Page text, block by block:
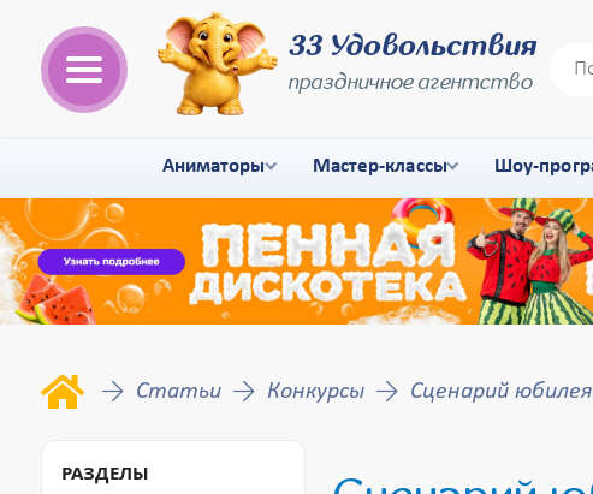
33 Удовольствия
праздничное агентство
Аниматоры Мастер-классы Шоу-
Статьи Конкурсы Сценарий
РАЗДЕЛЫ